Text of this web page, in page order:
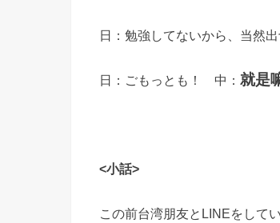
日：勉強してないから、当然
日：ごもっとも！ 中： 就是
<小話>
この前台湾朋友と LINEをして